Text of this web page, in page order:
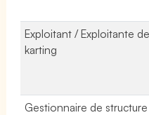
Exploitant / Exploitante de
karting
Gestionnaire de structure